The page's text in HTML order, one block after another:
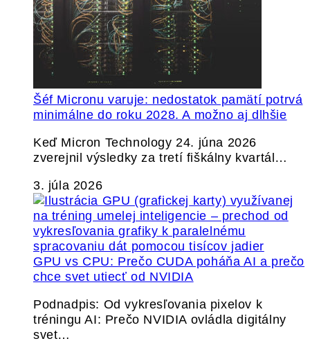
Šéf Micronu varuje: nedostatok pamätí potrvá
minimálne do roku 2028. A možno aj dlhšie
Keď Micron Technology 24. júna 2026
zverejnil výsledky za tretí fiškálny kvartál…
3. júla 2026
GPU vs CPU: Prečo CUDA poháňa AI a prečo
chce svet utiecť od NVIDIA
Podnadpis: Od vykresľovania pixelov k
tréningu AI: Prečo NVIDIA ovládla digitálny
svet…